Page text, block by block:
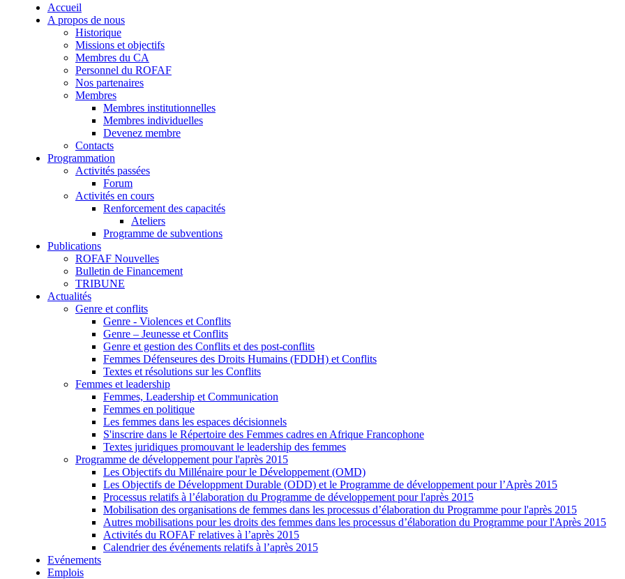
Accueil
A propos de nous
Historique
Missions et objectifs
Membres du CA
Personnel du ROFAF
Nos partenaires
Membres
Membres institutionnelles
Membres individuelles
Devenez membre
Contacts
Programmation
Activités passées
Forum
Activités en cours
Renforcement des capacités
Ateliers
Programme de subventions
Publications
ROFAF Nouvelles
Bulletin de Financement
TRIBUNE
Actualités
Genre et conflits
Genre - Violences et Conflits
Genre – Jeunesse et Conflits
Genre et gestion des Conflits et des post-conflits
Femmes Défenseures des Droits Humains (FDDH) et Conflits
Textes et résolutions sur les Conflits
Femmes et leadership
Femmes, Leadership et Communication
Femmes en politique
Les femmes dans les espaces décisionnels
S'inscrire dans le Répertoire des Femmes cadres en Afrique Francophone
Textes juridiques promouvant le leadership des femmes
Programme de développement pour l'après 2015
Les Objectifs du Millénaire pour le Développement (OMD)
Les Objectifs de Développment Durable (ODD) et le Programme de développement pour l’Après 2015
Processus relatifs à l’élaboration du Programme de développement pour l'après 2015
Mobilisation des organisations de femmes dans les processus d’élaboration du Programme pour l'après 2015
Autres mobilisations pour les droits des femmes dans les processus d’élaboration du Programme pour l'Après 2015
Activités du ROFAF relatives à l’après 2015
Calendrier des événements relatifs à l’après 2015
Evénements
Emplois